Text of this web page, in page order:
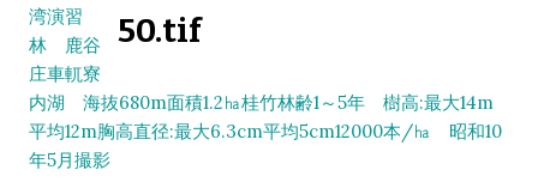
50.tif
湾演習
林 鹿谷
庄車軏寮
内湖 海抜680m面積1.2㏊桂竹林齢1～5年 樹高:最大14m
平均12m胸高直径:最大6.3cm平均5cm12000本/㏊ 昭和10
年5月撮影